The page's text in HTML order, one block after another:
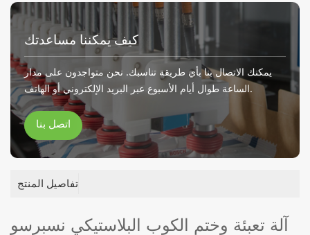
كيف يمكننا مساعدتك
يمكنك الاتصال بنا بأي طريقة تناسبك. نحن متواجدون على مدار
الساعة طوال أيام الأسبوع عبر البريد الإلكتروني أو الهاتف.
اتصل بنا
تفاصيل المنتج
آلة تعبئة وختم الكوب البلاستيكي نسبرسو